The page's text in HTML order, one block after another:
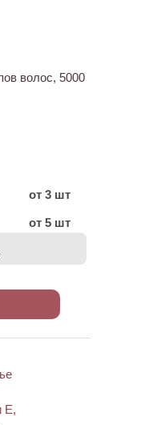
волос, 5000
от 3 шт
от 5 шт